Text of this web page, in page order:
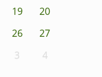
19
20
26
27
3 4